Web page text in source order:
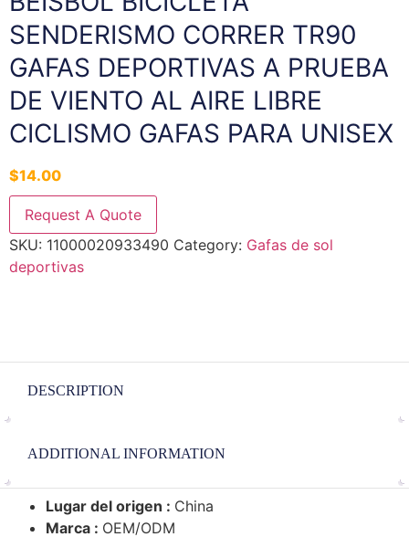
SENDERISMO CORRER TR90
GAFAS DEPORTIVAS A PRUEBA
DE VIENTO AL AIRE LIBRE
CICLISMO GAFAS PARA UNISEX
$14.00
Request A Quote
SKU: 11000020933490 Category: Gafas de sol
deportivas
DESCRIPTION
ADDITIONAL INFORMATION
Lugar del origen : China
Marca : OEM/ODM